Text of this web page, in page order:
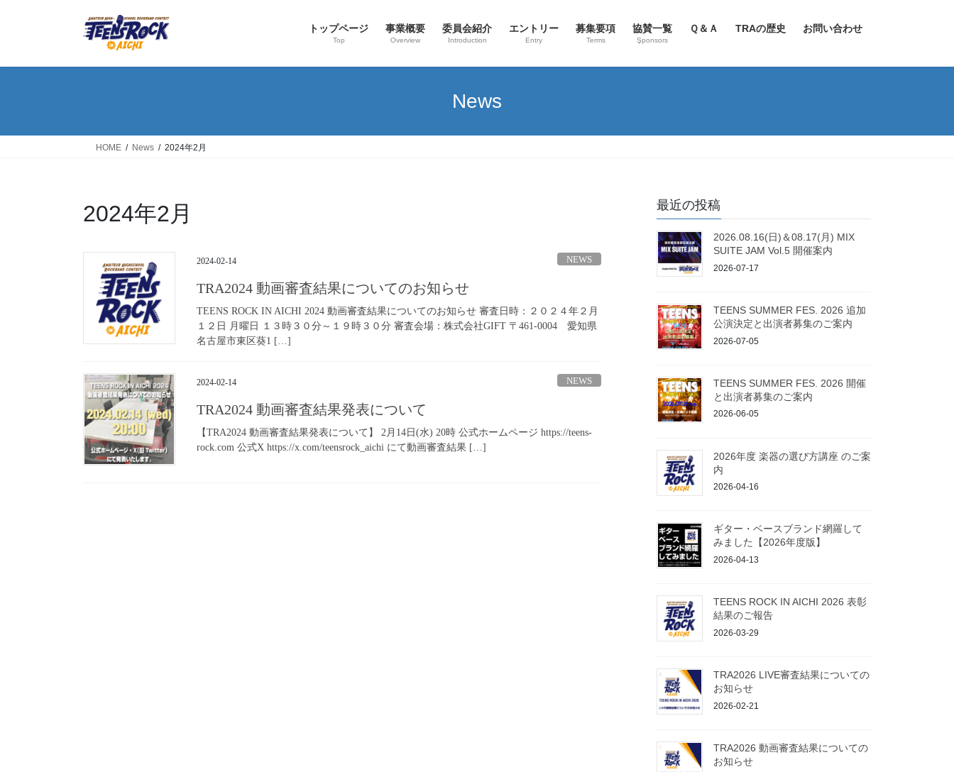
トップページ
Top
事業概要
Overview
委員会紹介
Introduction
エントリー
Entry
募集要項
Terms
協賛一覧
Şponsors
Ｑ＆Ａ TRAの歴史 お問い合わせ
News
HOME News 2024年2月
2024年2月
2024-02-14 NEWS
TRA2024 動画審査結果についてのお知らせ
TEENS ROCK IN AICHI 2024 動画審査結果についてのお知らせ 審査日時：２０２４年２月
１２日 月曜日 １３時３０分～１９時３０分 審査会場：株式会社GIFT 〒461-0004 愛知県
名古屋市東区葵1 […]
2024-02-14 NEWS
TRA2024 動画審査結果発表について
【TRA2024 動画審査結果発表について】 2月14日(水) 20時 公式ホームページ https://teens-
rock.com 公式X https://x.com/teensrock_aichi にて動画審査結果 […]
最近の投稿
2026.08.16(日)＆08.17(月) MIX
SUITE JAM Vol.5 開催案内
2026-07-17
TEENS SUMMER FES. 2026 追加
公演決定と出演者募集のご案内
2026-07-05
TEENS SUMMER FES. 2026 開催
と出演者募集のご案内
2026-06-05
2026年度 楽器の選び方講座 のご案
内
2026-04-16
ギター・ベースブランド網羅して
みました【2026年度版】
2026-04-13
TEENS ROCK IN AICHI 2026 表彰
結果のご報告
2026-03-29
TRA2026 LIVE審査結果についての
お知らせ
2026-02-21
TRA2026 動画審査結果についての
お知らせ